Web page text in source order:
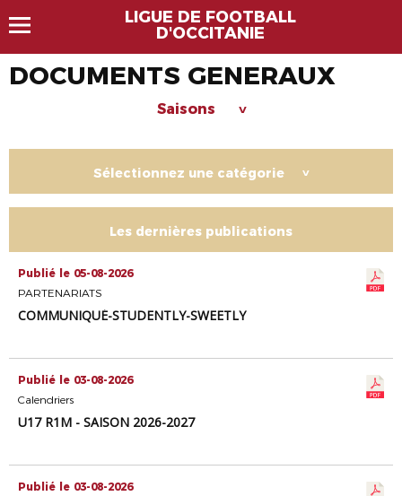
LIGUE DE FOOTBALL
D'OCCITANIE
DOCUMENTS GENERAUX
Saisons >
Sélectionnez une catégorie >
Les dernières publications
Publié le 05-08-2026
PARTENARIATS
COMMUNIQUÉ-STUDENTLY-SWEETLY
Publié le 03-08-2026
Calendriers
U17 R1M - SAISON 2026-2027
Publié le 03-08-2026